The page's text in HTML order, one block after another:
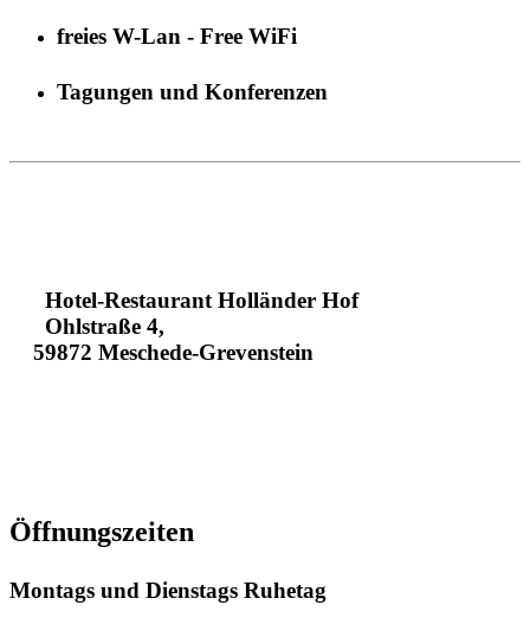
freies W-Lan - Free WiFi
Tagungen und Konferenzen
Hotel-Restaurant Holländer Hof
Ohlstraße 4,
59872 Meschede-Grevenstein
Öffnungszeiten
Montags und Dienstags Ruhetag